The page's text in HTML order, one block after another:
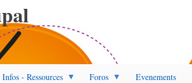
Infos - Ressources Foros Evenements